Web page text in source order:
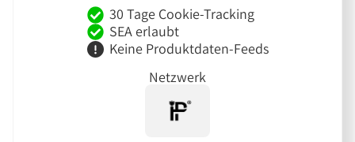
30 Tage Cookie-Tracking
SEA erlaubt
Keine Produktdaten-Feeds
Netzwerk